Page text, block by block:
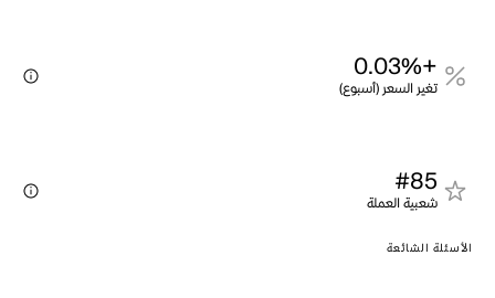
+0.03%
تغير السعر (أسبوع)
#85
شعبية العملة
الأسئلة الشائعة